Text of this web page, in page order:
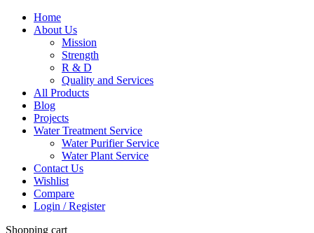
Home
About Us
Mission
Strength
R & D
Quality and Services
All Products
Blog
Projects
Water Treatment Service
Water Purifier Service
Water Plant Service
Contact Us
Wishlist
Compare
Login / Register
Shopping cart